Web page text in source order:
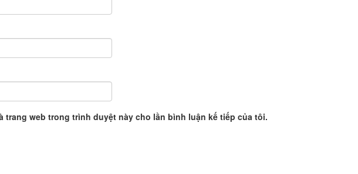
trang web trong trình duyệt này cho lần bình luận kế tiếp của tôi.